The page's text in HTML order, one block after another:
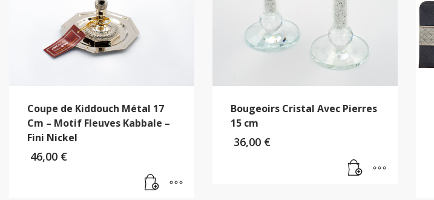
Coupe de Kiddouch Métal 17
Cm – Motif Fleuves Kabbale –
Fini Nickel
46,00 €
Bougeoirs Cristal Avec Pierres
15 cm
36,00 €